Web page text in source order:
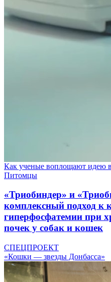
Как ученые воплощают идею
Питомцы
«Триобиндер» и
комплексный подход к
гиперфосфатемии при
почек у собак и кошек
СПЕЦПРОЕКТ
«Кошки — звезды Донбасса»